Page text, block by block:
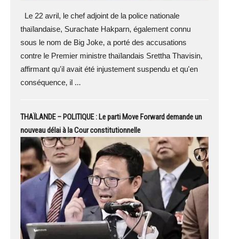
Le 22 avril, le chef adjoint de la police nationale
thaïlandaise, Surachate Hakparn, également connu
sous le nom de Big Joke, a porté des accusations
contre le Premier ministre thaïlandais Srettha Thavisin,
affirmant qu'il avait été injustement suspendu et qu'en
conséquence, il ...
THAÏLANDE – POLITIQUE : Le parti Move Forward demande un
nouveau délai à la Cour constitutionnelle